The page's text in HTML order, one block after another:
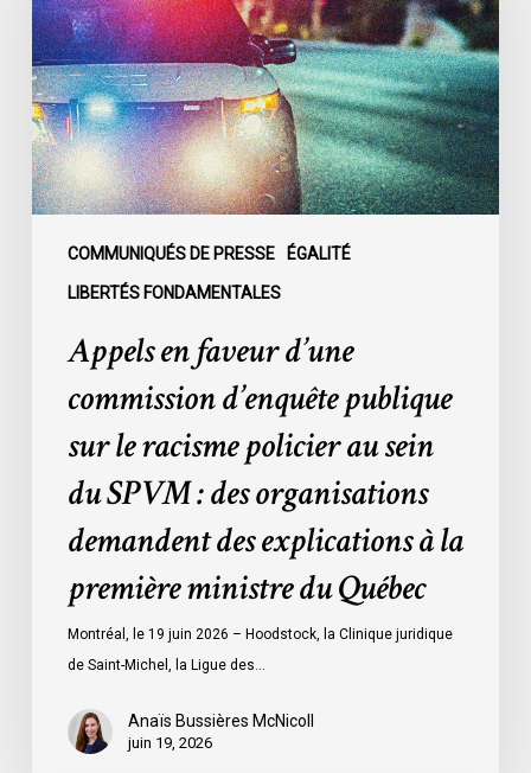
COMMUNIQUÉS DE PRESSE ÉGALITÉ
LIBERTÉS FONDAMENTALES
d’une
commission
d’enquête
publique
sur
le
racisme
policier
SPVM
organisations
explications
ministre
Québec
Appels en faveur d’une
commission d’enquête publique
sur le racisme policier au sein
du SPVM : des organisations
demandent des explications à la
première ministre du Québec
Montréal, le 19 juin 2026 – Hoodstock, la Clinique juridique
de Saint-Michel, la Ligue des…
Anaïs Bussières McNicoll
juin 19, 2026